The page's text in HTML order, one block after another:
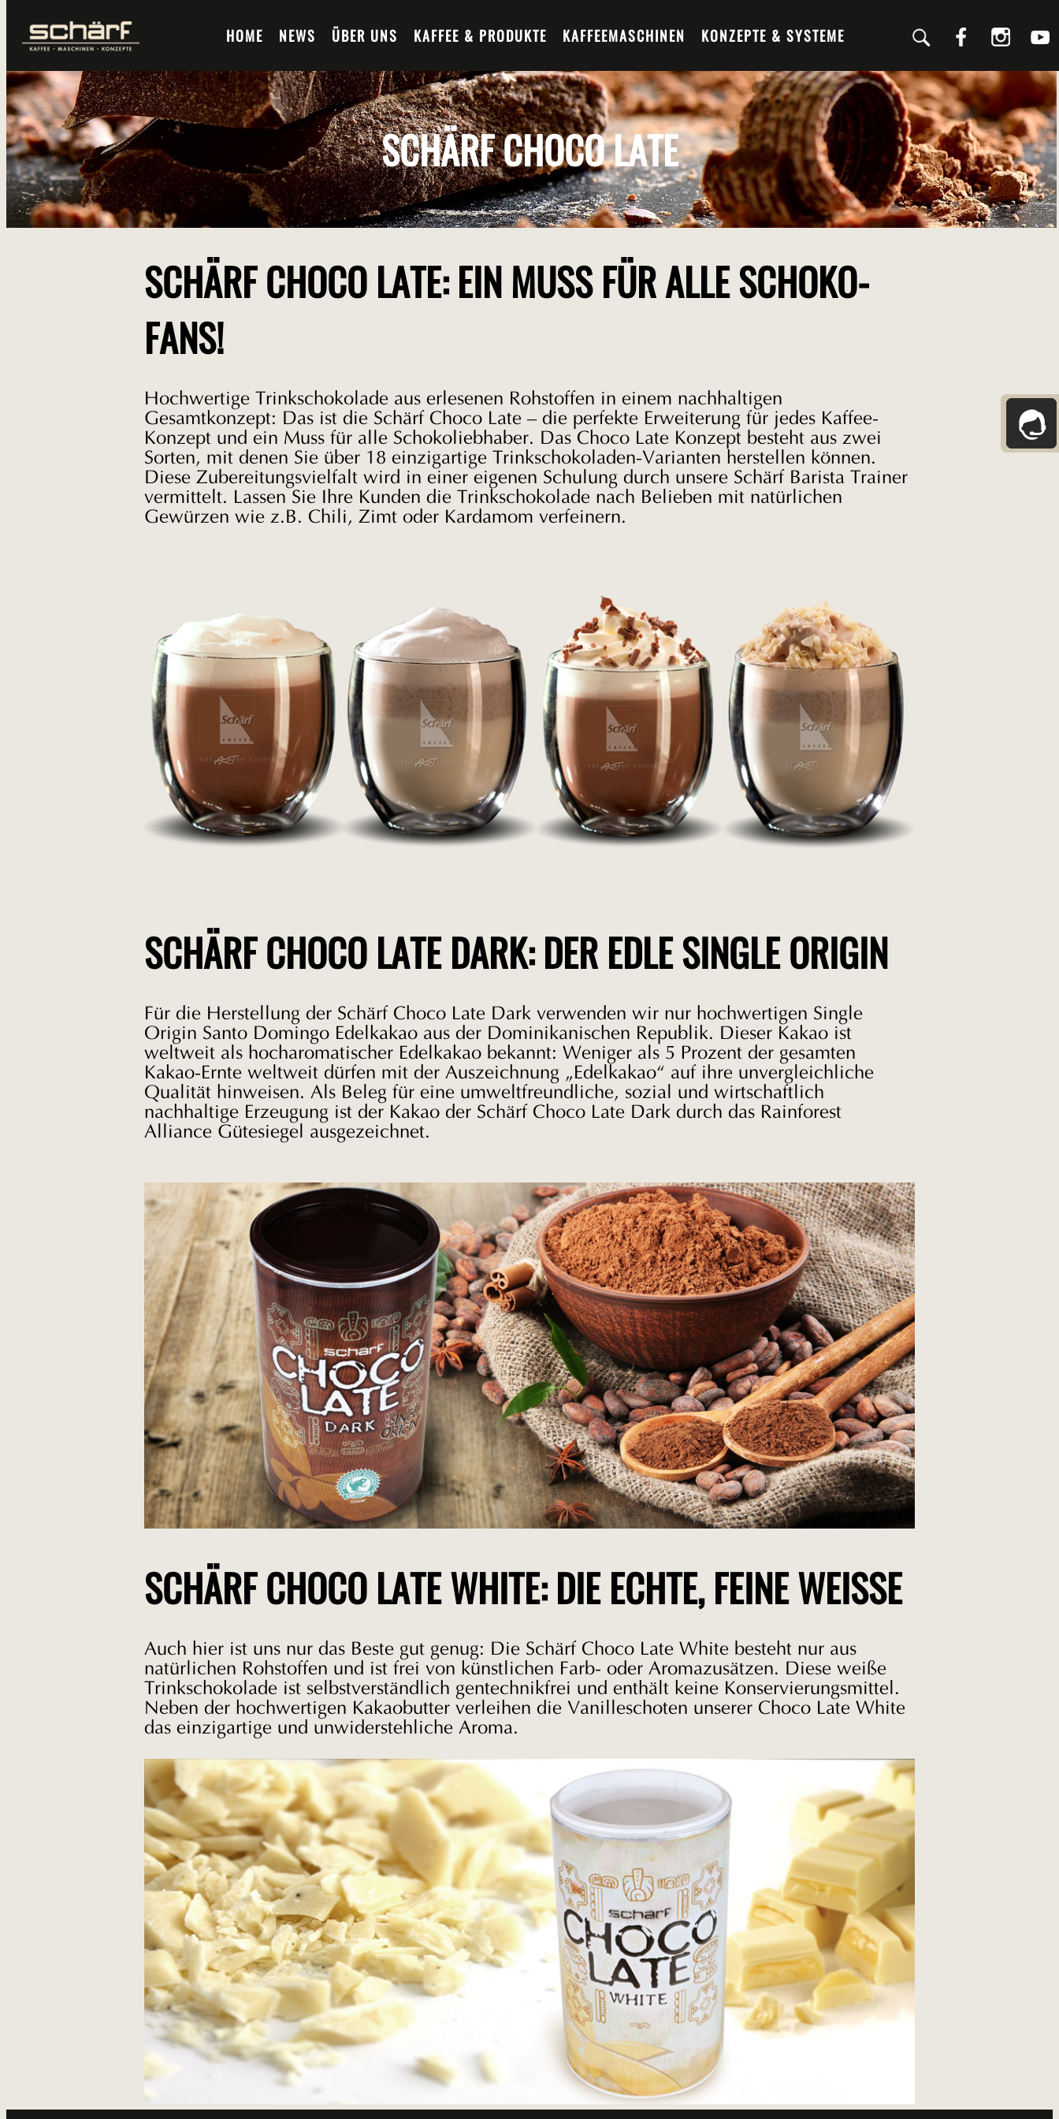
HOME NEWS ÜBER UNS KAFFEE & PRODUKTE KAFFEEMASCHINEN KONZEPTE & SYSTEME
SCHÄRF CHOCO LATE
SCHÄRF CHOCO LATE: EIN MUSS FÜR ALLE SCHOKO-
FANS!
Hochwertige Trinkschokolade aus erlesenen Rohstoffen in einem nachhaltigen
Gesamtkonzept: Das ist die Schärf Choco Late – die perfekte Erweiterung für jedes Kaffee-
Konzept und ein Muss für alle Schokoliebhaber. Das Choco Late Konzept besteht aus zwei
Sorten, mit denen Sie über 18 einzigartige Trinkschokoladen-Varianten herstellen können.
Diese Zubereitungsvielfalt wird in einer eigenen Schulung durch unsere Schärf Barista Trainer
vermittelt. Lassen Sie Ihre Kunden die Trinkschokolade nach Belieben mit natürlichen
Gewürzen wie z.B. Chili, Zimt oder Kardamom verfeinern.
SCHÄRF CHOCO LATE DARK: DER EDLE SINGLE ORIGIN
Für die Herstellung der Schärf Choco Late Dark verwenden wir nur hochwertigen Single
Origin Santo Domingo Edelkakao aus der Dominikanischen Republik. Dieser Kakao ist
weltweit als hocharomatischer Edelkakao bekannt: Weniger als 5 Prozent der gesamten
Kakao-Ernte weltweit dürfen mit der Auszeichnung „Edelkakao“ auf ihre unvergleichliche
Qualität hinweisen. Als Beleg für eine umweltfreundliche, sozial und wirtschaftlich
nachhaltige Erzeugung ist der Kakao der Schärf Choco Late Dark durch das Rainforest
Alliance Gütesiegel ausgezeichnet.
SCHÄRF CHOCO LATE WHITE: DIE ECHTE, FEINE WEISSE
Auch hier ist uns nur das Beste gut genug: Die Schärf Choco Late White besteht nur aus
natürlichen Rohstoffen und ist frei von künstlichen Farb- oder Aromazusätzen. Diese weiße
Trinkschokolade ist selbstverständlich gentechnikfrei und enthält keine Konservierungsmittel.
Neben der hochwertigen Kakaobutter verleihen die Vanilleschoten unserer Choco Late White
das einzigartige und unwiderstehliche Aroma.